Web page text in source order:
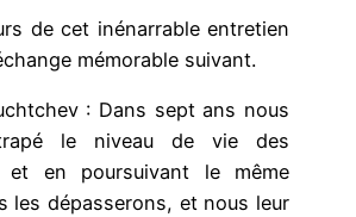
de cet inénarrable entretien
mémorable suivant.
: Dans sept ans nous
le niveau de vie des
et en poursuivant le même
les dépasserons, et nous leur